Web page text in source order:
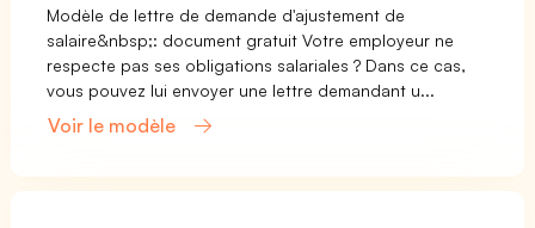
Modèle de lettre de demande d'ajustement de
salaire&nbsp;: document gratuit Votre employeur ne
respecte pas ses obligations salariales ? Dans ce cas,
vous pouvez lui envoyer une lettre demandant u...
Voir le modèle